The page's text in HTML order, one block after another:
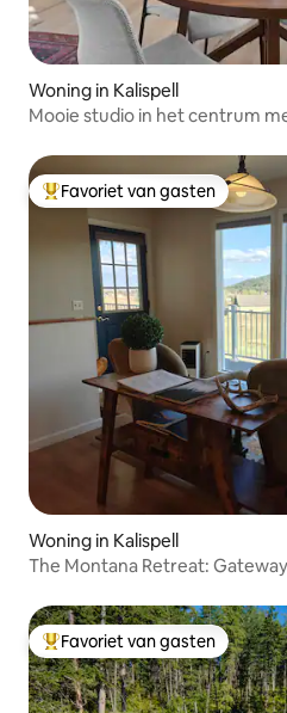
Woning in Kalispell
Mooie studio in het centrum
Topfavoriet van gasten
Favoriet van gasten
Woning in Kalispell
The Montana Retreat:
Topfavoriet van gasten
Favoriet van gasten